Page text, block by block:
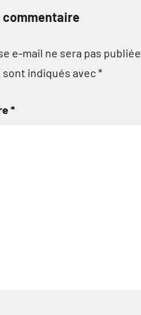
commentaire
e-mail ne sera pas publiée.
indiqués avec*
*